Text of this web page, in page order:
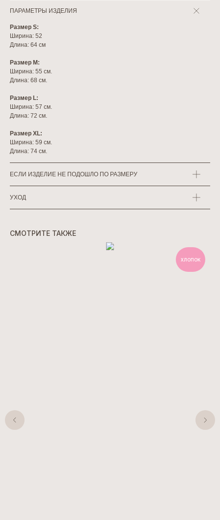
ПАРАМЕТРЫ ИЗДЕЛИЯ
Размер S:
Ширина: 52
Длина: 64 см
Размер М:
Ширина: 55 см.
Длина: 68 см.
Размер L:
Ширина: 57 см.
Длина: 72 см.
Размер XL:
Ширина: 59 см.
Длина: 74 см.
ЕСЛИ ИЗДЕЛИЕ НЕ ПОДОШЛО ПО РАЗМЕРУ
УХОД
СМОТРИТЕ ТАКЖЕ
хлопок